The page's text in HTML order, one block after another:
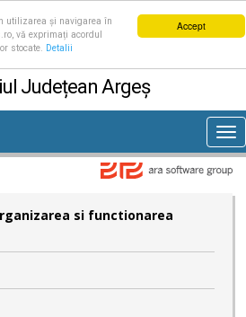
Accept
utilizarea și navigarea în
vă exprimați acordul
stocate.
Detalii
Județean Argeș
si functionarea